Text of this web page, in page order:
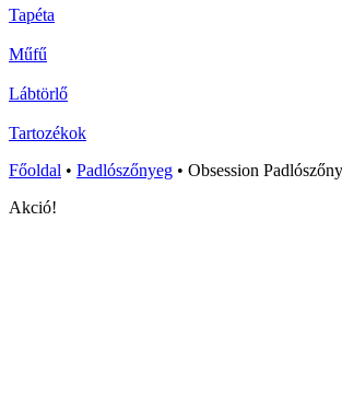
Tapéta
Műfű
Lábtörlő
Tartozékok
Főoldal • Padlószőnyeg • Obsession
Akció!